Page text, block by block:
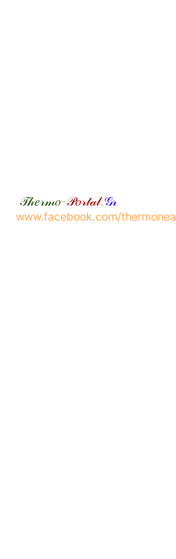
𝒯𝒽𝑒𝓇𝓂𝑜-𝒫𝑜𝓇𝓉𝒶𝓁.𝒢𝓇
www.facebook.com/thermonea